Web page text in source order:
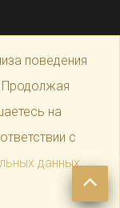
поведения
Продолжая
на
с
данных.